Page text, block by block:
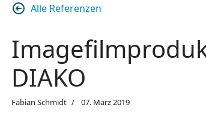
Alle Referenzen
DIAKO
Fabian Schmidt 07. März 2019